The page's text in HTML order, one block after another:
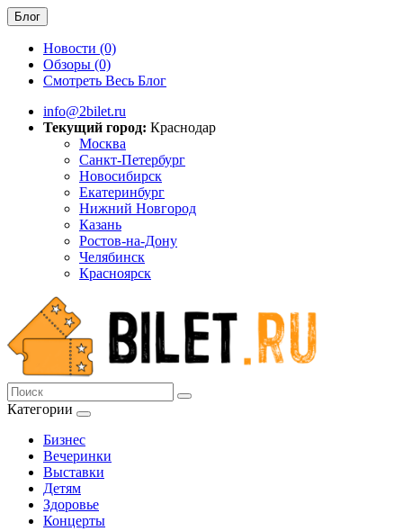
Блог
Новости (0)
Обзоры (0)
Смотреть Весь Блог
info@2bilet.ru
Текущий город: Краснодар
Москва
Санкт-Петербург
Новосибирск
Екатеринбург
Нижний Новгород
Казань
Ростов-на-Дону
Челябинск
Красноярск
Категории
Бизнес
Вечеринки
Выставки
Детям
Здоровье
Концерты